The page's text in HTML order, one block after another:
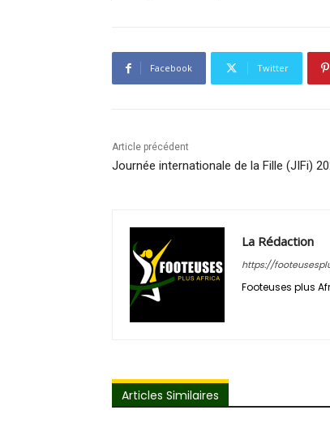
Facebook Twitter
Article précédent
Journée internationale de la Fille (JIFi)
La Rédaction
https://
Footeuses plus
Articles Similaires